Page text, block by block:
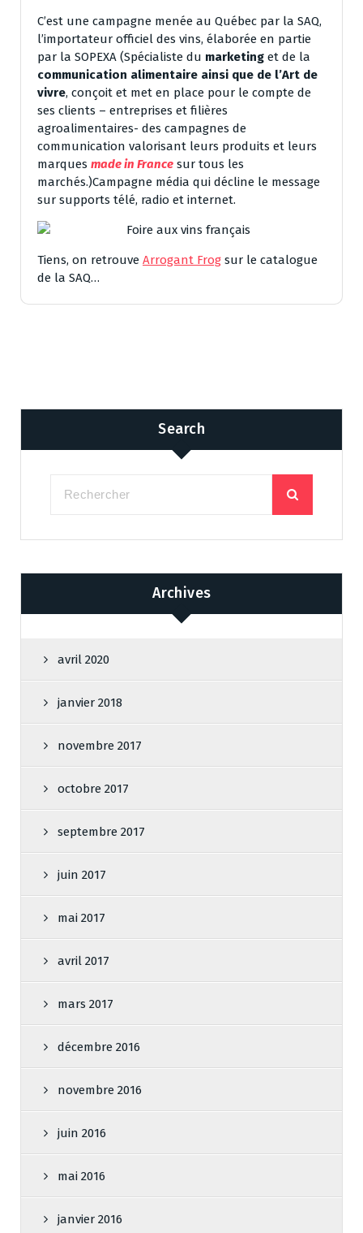
C’est une campagne menée au Québec par la SAQ,
l’importateur officiel des vins, élaborée en partie
par la SOPEXA (Spécialiste du marketing et de la
communication alimentaire ainsi que de l’Art de
vivre, conçoit et met en place pour le compte de
ses clients – entreprises et filières
agroalimentaires- des campagnes de
communication valorisant leurs produits et leurs
marques made in France sur tous les
marchés.)Campagne média qui décline le message
sur supports télé, radio et internet.
Tiens, on retrouve Arrogant Frog sur le catalogue
de la SAQ…
Search
Archives
avril 2020
janvier 2018
novembre 2017
octobre 2017
septembre 2017
juin 2017
mai 2017
avril 2017
mars 2017
décembre 2016
novembre 2016
juin 2016
mai 2016
janvier 2016